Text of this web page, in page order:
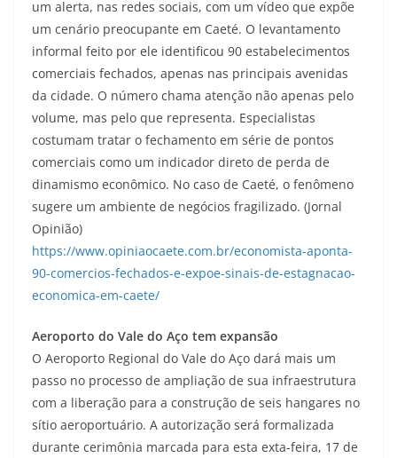
um alerta, nas redes sociais, com um vídeo que expõe
um cenário preocupante em Caeté. O levantamento
informal feito por ele identificou 90 estabelecimentos
comerciais fechados, apenas nas principais avenidas
da cidade. O número chama atenção não apenas pelo
volume, mas pelo que representa. Especialistas
costumam tratar o fechamento em série de pontos
comerciais como um indicador direto de perda de
dinamismo econômico. No caso de Caeté, o fenômeno
sugere um ambiente de negócios fragilizado. (Jornal
Opinião)
https://www.opiniaocaete.com.br/economista-aponta-
90-comercios-fechados-e-expoe-sinais-de-estagnacao-
economica-em-caete/
Aeroporto do Vale do Aço tem expansão
O Aeroporto Regional do Vale do Aço dará mais um
passo no processo de ampliação de sua infraestrutura
com a liberação para a construção de seis hangares no
sítio aeroportuário. A autorização será formalizada
durante cerimônia marcada para esta exta-feira, 17 de